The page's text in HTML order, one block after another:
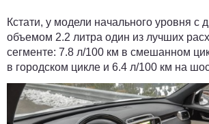
Кстати, у модели начального уровня с
объемом 2.2 литра один из лучших
сегменте: 7.8 л/100 км в смешанном
в городском цикле и 6.4 л/100 км на